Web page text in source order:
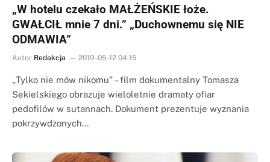
„W hotelu czekało MAŁŻEŃSKIE łoże.
GWAŁCIŁ mnie 7 dni.” „Duchownemu się NIE
ODMAWIA”
Autor Redakcja 2019-05-12 04:15
„Tylko nie mów nikomu” – film dokumentalny Tomasza
Sekielskiego obrazuje wieloletnie dramaty ofiar
pedofilów w sutannach. Dokument prezentuje wyznania
pokrzywdzonych…